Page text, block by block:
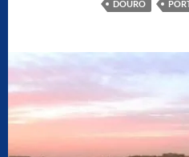
DOURO